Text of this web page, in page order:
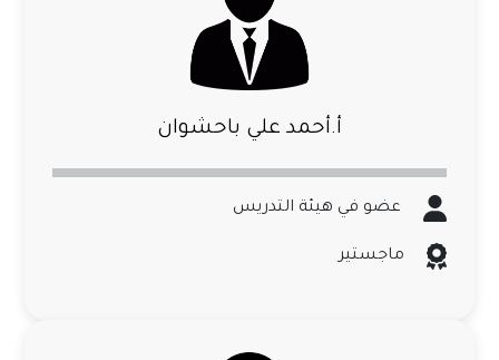
أ.أحمد علي باحشوان
عضو في هيئة التدريس
ماجستير